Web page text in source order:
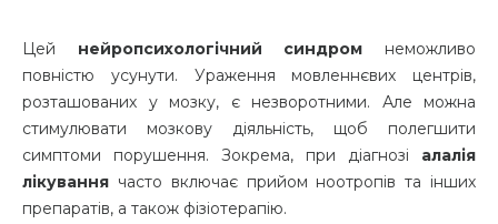
Цей нейропсихологічний синдром неможливо
повністю усунути. Ураження мовленнєвих центрів,
розташованих у мозку, є незворотними. Але можна
стимулювати мозкову діяльність, щоб полегшити
симптоми порушення. Зокрема, при діагнозі алалія
лікування часто включає прийом ноотропів та інших
препаратів, а також фізіотерапію.